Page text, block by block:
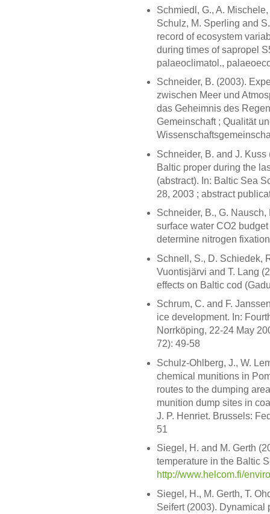
Schmiedl, G., A.
Schulz, M. Sperling and
record of ecosystem
during times of sapropel
palaeoclimatol.,
Schneider, B. (2003).
zwischen Meer und
das Geheimnis des
Gemeinschaft ; Qualität
Schneider, B. and J.
Baltic proper during the
(abstract). In: Baltic Sea
28, 2003 ; abstract
Schneider, B., G.
surface water CO2
determine nitrogen
Schnell, S., D. Schiedek,
Vuontisjärvi and T. Lang
effects on Baltic cod
Schrum, C. and F.
ice development. In:
Norrköping, 22-24 May
72): 49-58
Schulz-Ohlberg, J., W.
chemical munitions in
routes to the dumping
munition dump sites in
J. P. Henriet. Brussels:
51
Siegel, H. and M. Gerth
temperature in the Baltic
http://www.helcom.fi/
Siegel, H., M. Gerth, T.
Seifert (2003). Dynamical